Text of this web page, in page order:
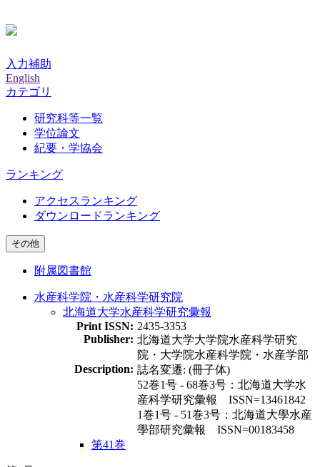
入力補助
English
カテゴリ
研究科等一覧
学位論文
紀要・学協会
ランキング
アクセスランキング
ダウンロードランキング
その他
附属図書館
水産科学院・水産科学研究院
北海道大学水産科学研究彙報
Print ISSN: 2435-3353
Publisher: 北海道大学大学院水産科学研究
院・大学院水産科学院・水産学部
Description: 誌名変遷: (冊子体)
52巻1号 - 68巻3号：北海道大学水
産科学研究彙報 ISSN=13461842
1巻1号 - 51巻3号：北海道大學水産
學部研究彙報 ISSN=00183458
第41巻